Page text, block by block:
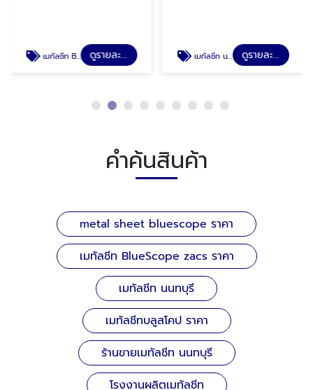
เมทัลชีท BlueScope zacs ราคา ดูรายละเอียด เมทัลชีท นนทบุรี ดูรายละเอียด
คำค้นสินค้า
metal sheet bluescope ราคา
เมทัลชีท BlueScope zacs ราคา
เมทัลชีท นนทบุรี
เมทัลชีทบลูสโคป ราคา
ร้านขายเมทัลชีท นนทบุรี
โรงงานผลิตเมทัลชีท